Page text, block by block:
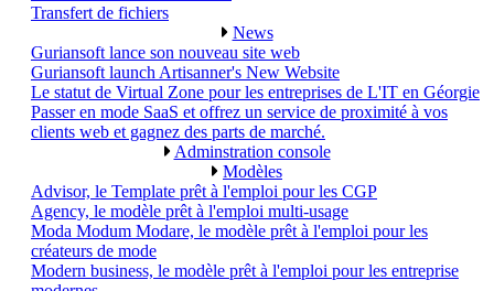
Transfert de fichiers
News
Guriansoft lance son nouveau site web
Guriansoft launch Artisanner's New Website
Le statut de Virtual Zone pour les entreprises de L'IT en Géorgie
Passer en mode SaaS et offrez un service de proximité à vos
clients web et gagnez des parts de marché.
Adminstration console
Modèles
Advisor, le Template prêt à l'emploi pour les CGP
Agency, le modèle prêt à l'emploi multi-usage
Moda Modum Modare, le modèle prêt à l'emploi pour les
créateurs de mode
Modern business, le modèle prêt à l'emploi pour les entreprise